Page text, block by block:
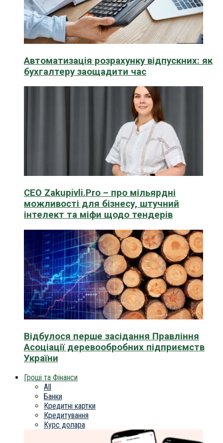
Автоматизація розрахунку відпускних: як
бухгалтеру заощадити час
CEO Zakupivli.Pro – про мільярдні
можливості для бізнесу, штучний
інтелект та міфи щодо тендерів
Відбулося перше засідання Правління
Асоціації деревообробних підприємств
України
Гроші та Фінанси
All
Банки
Кредитні картки
Кредитування
Курс долара